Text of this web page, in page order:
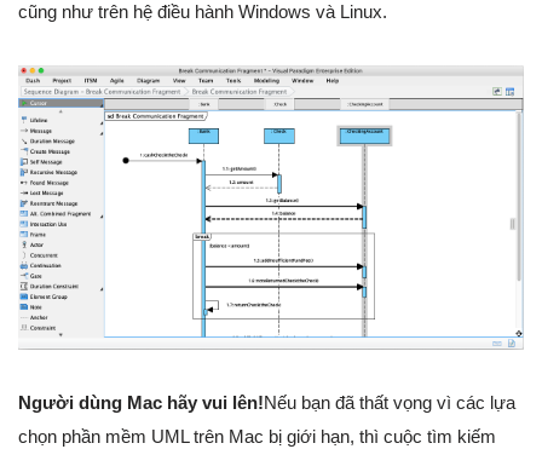
cũng như trên hệ điều hành Windows và Linux.
Người dùng Mac hãy vui lên!Nếu bạn đã thất vọng vì các lựa
chọn phần mềm UML trên Mac bị giới hạn, thì cuộc tìm kiếm